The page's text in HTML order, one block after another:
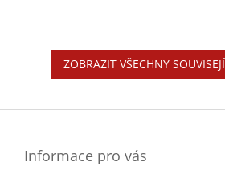
ZOBRAZIT VŠECHNY
Informace pro vás